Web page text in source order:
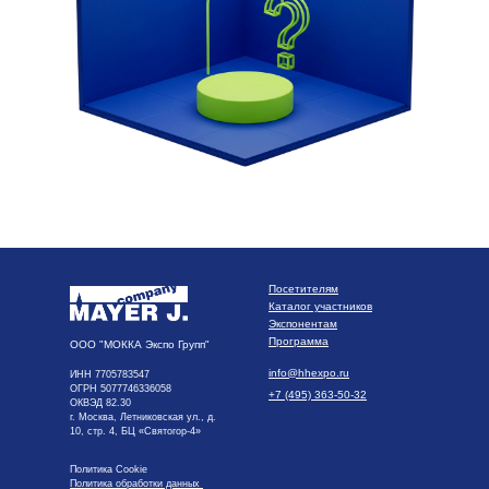
Политика Cookie
Политика обработки данных
ИНН 7705783547
ОГРН 5077746336058
ОКВЭД 82.30
г. Москва, Летниковская ул., д.
10, стр. 4, БЦ «Святогор-4»
info@hhexpo.ru
+7 (495) 363-50-32
ООО "МОККА Экспо Групп"
Посетителям
Каталог участников
Программа
Экспонентам